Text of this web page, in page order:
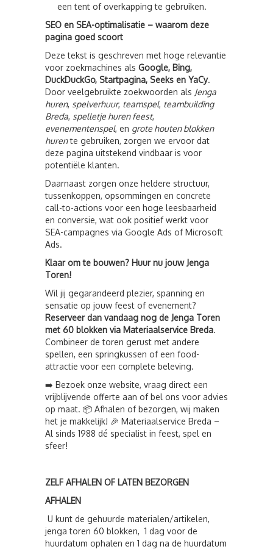
een tent of overkapping te gebruiken.
SEO en SEA-optimalisatie – waarom deze
pagina goed scoort
Deze tekst is geschreven met hoge relevantie
voor zoekmachines als Google, Bing,
DuckDuckGo, Startpagina, Seeks en YaCy.
Door veelgebruikte zoekwoorden als Jenga
huren, spelverhuur, teamspel, teambuilding
Breda, spelletje huren feest,
evenementenspel, en grote houten blokken
hurente gebruiken, zorgen we ervoor dat
deze pagina uitstekend vindbaar is voor
potentiële klanten.
Daarnaast zorgen onze heldere structuur,
tussenkoppen, opsommingen en concrete
call-to-actions voor een hoge leesbaarheid
en conversie, wat ook positief werkt voor
SEA-campagnes via Google Ads of Microsoft
Ads.
Klaar om te bouwen? Huur nu jouw Jenga
Toren!
Wil jij gegarandeerd plezier, spanning en
sensatie op jouw feest of evenement?
Reserveer dan vandaag nog de Jenga Toren
met 60 blokken via Materiaalservice Breda.
Combineer de toren gerust met andere
spellen, een springkussen of een food-
attractie voor een complete beleving.
➡️ Bezoek onze website, vraag direct een
vrijblijvende offerte aan of bel ons voor advies
op maat. 📦 Afhalen of bezorgen, wij maken
het je makkelijk! 🎉 Materiaalservice Breda –
Al sinds 1988 dé specialist in feest, spel en
sfeer!
ZELF AFHALEN OF LATEN BEZORGEN
AFHALEN
U kunt de gehuurde materialen/artikelen,
jenga toren 60 blokken, 1 dag voor de
huurdatum ophalen en 1 dag na de huurdatum